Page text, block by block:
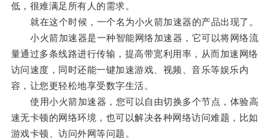
低，很难满足所有人的需求。
就在这个时候，一个名为小火箭加速器的产品出现了。
小火箭加速器是一种智能网络加速器，它可以将网络流
量通过多条线路进行传输，提高带宽利用率，从而加速网络
访问速度，同时还能一键加速游戏、视频、音乐等娱乐内
容，让您更轻松地享受数字生活。
使用小火箭加速器，您可以自由切换多个节点，体验高
速无卡顿的网络环境，也可以解决各种网络访问难题，比如
游戏卡顿、访问外网等问题。